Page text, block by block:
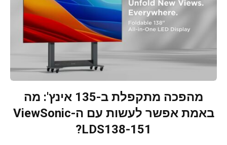
מהפכה מתקפלת ב-135 אינץ': מה
באמת אפשר לעשות עם ה-ViewSonic
LDS138-151?